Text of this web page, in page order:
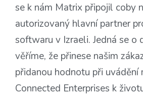
se k nám Matrix připojil coby
autorizovaný hlavní partner
softwaru v Izraeli. Jedná se o
věříme, že přinese našim
přidanou hodnotu při uvádění
Connected Enterprises k